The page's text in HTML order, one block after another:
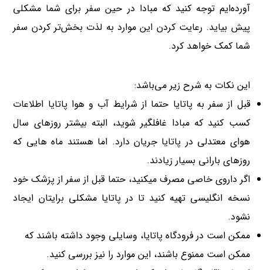
آورده‌ایم توجه کنید که مبادا در حین سفر برای شما مشکلی
پیش بیاید. رعایت کردن این موارد به لذت بخش‌تر کردن سفر
شما کمک خواهد کرد.
این نکات به شرح زیر می‌باشد:
قبل از سفر به پاتایا حتما از شرایط آب و هوا پاتایا اطلاعات
کسب کنید که مبادا غافلگیر شوید، البته بیشتر روزهای سال
هوای معتدلی در پاتایا جریان دارد. اما هستند ماه هایی که
روزهای بارانی بسیار زیادند.
اگر داروی خاصی مصرف میکنید، حتما قبل از سفر از پزشک خود
نسخه انگلیسی تهیه کنید تا در پاتایا مشکلی برایتان ایجاد
نشود.
ممکن است در فرودگاه پاتایا، وسایلی وجود داشته باشند که
ممکن است ممنوع باشند، این موارد را نیز بررسی کنید.